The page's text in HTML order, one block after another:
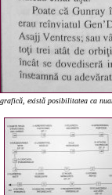
grafică, există posibilitatea ca